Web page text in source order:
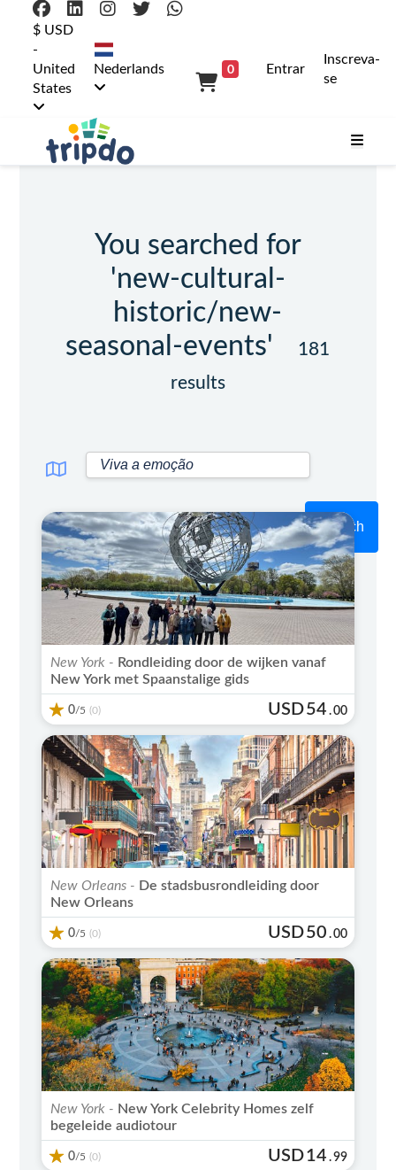
$ USD
-
United
States
Nederlands 0 Entrar
Inscreva-
se
You searched for
'new-cultural-
historic/new-
seasonal-events'
181
results
Search
New York - Rondleiding door de wijken vanaf
New York met Spaanstalige gids
0/5 (0) USD54 .00
New Orleans - De stadsbusrondleiding door
New Orleans
0/5 (0) USD50 .00
New York - New York Celebrity Homes zelf
begeleide audiotour
0/5 (0) USD14 .99